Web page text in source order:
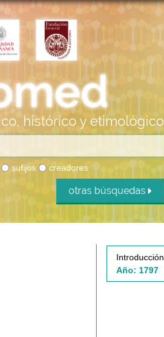
histórico y etimológico
sufijos creadores
otras búsquedas
Año: 1797